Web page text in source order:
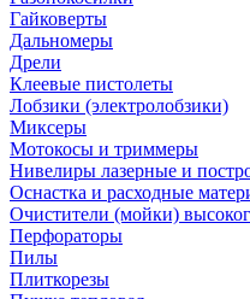
Гайковерты
Дальномеры
Дрели
Клеевые пистолеты
Лобзики (электролобзики)
Миксеры
Мотокосы и триммеры
Нивелиры лазерные и
Оснастка и расходные
Очистители (мойки)
Перфораторы
Пилы
Плиткорезы